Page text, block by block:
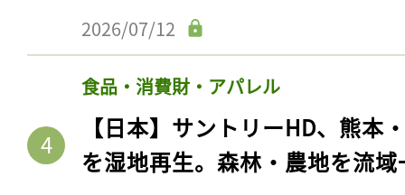
2026/07/12
食品・消費財・アパレル
【日本】サントリーHD、熊本
を湿地再生。森林・農地を流